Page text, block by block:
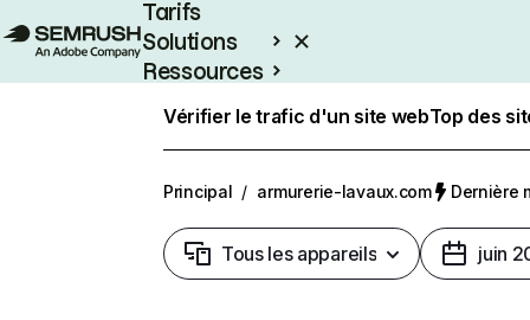
Tarifs
Solutions
Ressources
Vérifier le trafic d'un site webTop des
Principal / armurerie-lavaux.com Dernière
Tous les appareils juin